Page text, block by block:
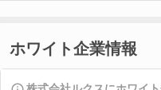
ホワイト企業情報